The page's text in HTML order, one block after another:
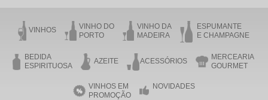
VINHOS
VINHO DO
PORTO
VINHO DA
MADEIRA
ESPUMANTE
E CHAMPAGNE
BEDIDA
ESPIRITUOSA
AZEITE ACESSÓRIOS
MERCEARIA
GOURMET
VINHOS EM
PROMOÇÃO
NOVIDADES